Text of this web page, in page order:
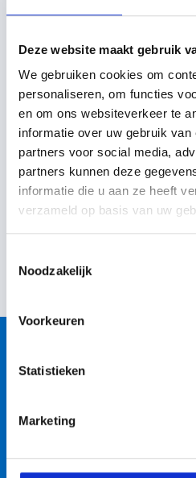
Deze website maakt gebruik
We gebruiken cookies om
personaliseren, om functies
en om ons websiteverkeer te
informatie over uw gebruik
partners voor social media,
partners kunnen deze
informatie die u aan ze heeft
verzameld op basis van uw
Noodzakelijk
Voorkeuren
Statistieken
Marketing
gitzwart dakpan
van€3,06, voor:
€1,67 per stuk
€1,38excl. BTW
Producten